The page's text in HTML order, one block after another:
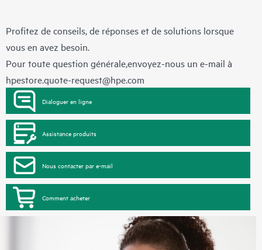
Profitez de conseils, de réponses et de solutions lorsque
vous en avez besoin.
Pour toute question générale,envoyez-nous un e-mail à
hpestore.quote-request@hpe.com
Dialoguer en ligne
Assistance produits
Nous contacter par e-mail
Comment acheter